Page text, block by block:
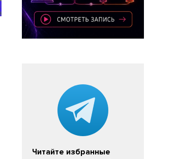
Читайте избранные